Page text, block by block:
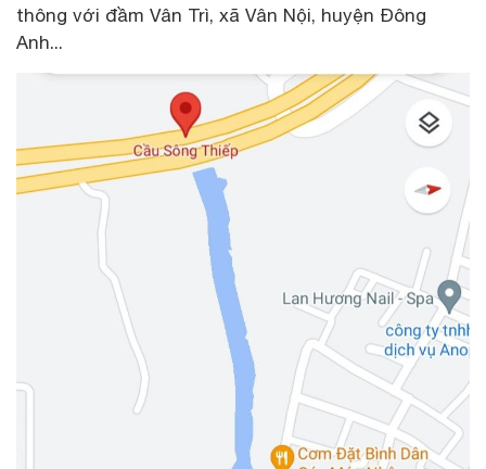
thông với đầm Vân Trì, xã Vân Nội, huyện Đông
Anh...